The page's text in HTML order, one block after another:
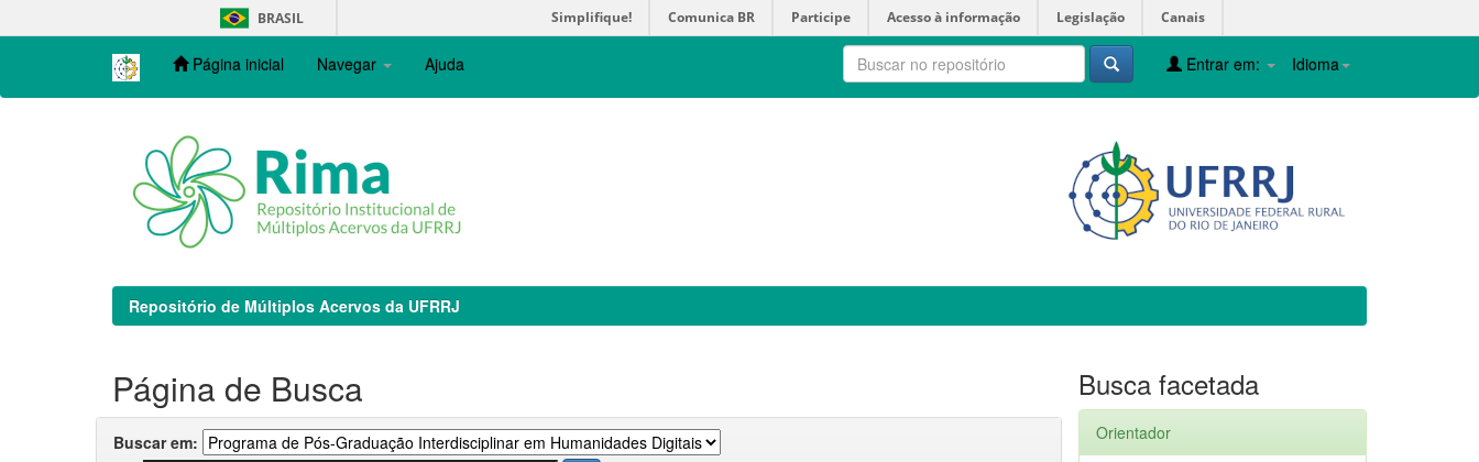
navigation
BRASIL Simplifique! Comunica BR Participe Acesso à informação Legislação Canais
Página inicial Navegar Ajuda Idioma
Entrar em:
Repositório de Múltiplos Acervos da UFRRJ
Página de Busca
Buscar em:
Busca facetada
Orientador